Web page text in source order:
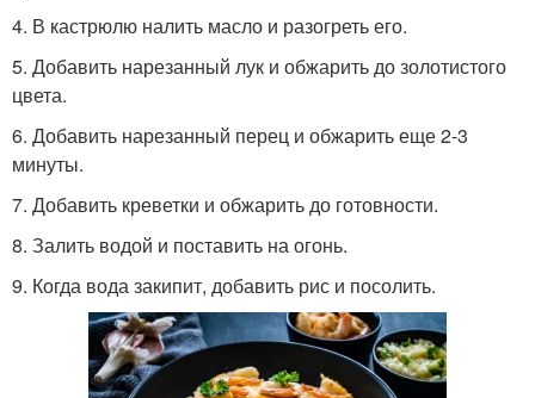
4. В кастрюлю налить масло и разогреть его.
5. Добавить нарезанный лук и обжарить до золотистого
цвета.
6. Добавить нарезанный перец и обжарить еще 2-3
минуты.
7. Добавить креветки и обжарить до готовности.
8. Залить водой и поставить на огонь.
9. Когда вода закипит, добавить рис и посолить.